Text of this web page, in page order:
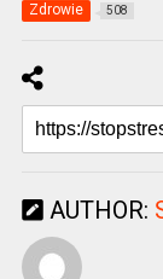
Zdrowie 508
AUTHOR: